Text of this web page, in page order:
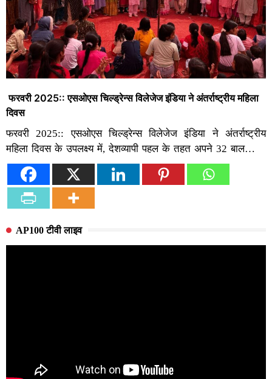
फरवरी 2025:: एसओएस चिल्ड्रेन्स विलेजेज इंडिया ने अंतर्राष्ट्रीय महिला
दिवस
फरवरी 2025:: एसओएस चिल्ड्रेन्स विलेजेज इंडिया ने अंतर्राष्ट्रीय
महिला दिवस के उपलक्ष्य में, देशव्यापी पहल के तहत अपने 32 बाल…
AP100 टीवी लाइव